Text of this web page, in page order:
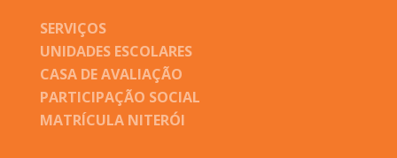
SERVIÇOS
UNIDADES ESCOLARES
CASA DE AVALIAÇÃO
PARTICIPAÇÃO SOCIAL
MATRÍCULA NITERÓI